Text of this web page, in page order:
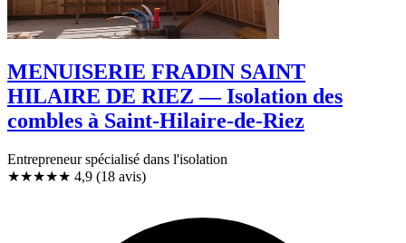
MENUISERIE FRADIN SAINT
HILAIRE DE RIEZ — Isolation des
combles à Saint-Hilaire-de-Riez
Entrepreneur spécialisé dans l'isolation
★★★★★ 4,9 (18 avis)